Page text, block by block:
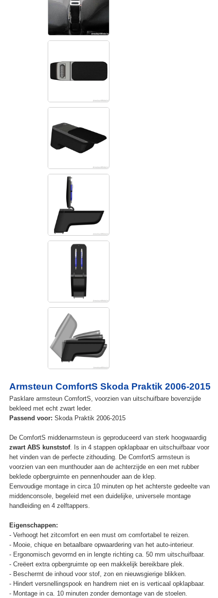
Armsteun ComfortS Skoda Praktik 2006-2015
Pasklare armsteun ComfortS, voorzien van uitschuifbare bovenzijde
bekleed met echt zwart leder.
Passend voor: Skoda Praktik 2006-2015
De ComfortS middenarmsteun is geproduceerd van sterk hoogwaardig
zwart ABS kunststof. Is in 4 stappen opklapbaar en uitschuifbaar voor
het vinden van de perfecte zithouding. De ComfortS armsteun is
voorzien van een munthouder aan de achterzijde en een met rubber
beklede opbergruimte en pennenhouder aan de klep.
Eenvoudige montage in circa 10 minuten op het achterste gedeelte van
middenconsole, begeleid met een duidelijke, universele montage
handleiding en 4 zelftappers.
Eigenschappen:
- Verhoogt het zitcomfort en een must om comfortabel te reizen.
- Mooie, chique en betaalbare opwaardering van het auto-interieur.
- Ergonomisch gevormd en in lengte richting ca. 50 mm uitschuifbaar.
- Creëert extra opbergruimte op een makkelijk bereikbare plek.
- Beschermt de inhoud voor stof, zon en nieuwsgierige blikken.
- Hindert versnellingspook en handrem niet en is verticaal opklapbaar.
- Montage in ca. 10 minuten zonder demontage van de stoelen.